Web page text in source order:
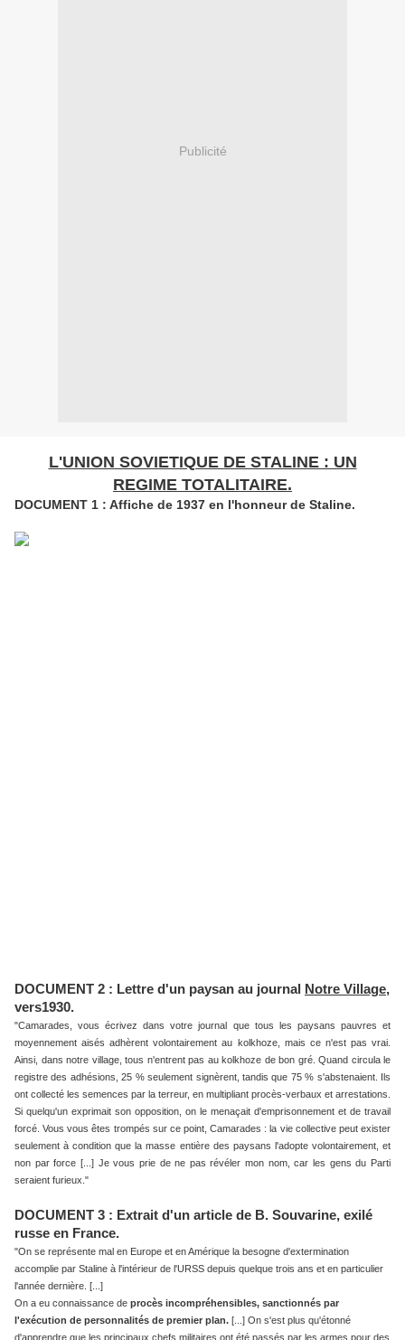
Publicité
L'UNION SOVIETIQUE DE STALINE : UN
REGIME TOTALITAIRE.
DOCUMENT 1 : Affiche de 1937 en l'honneur de Staline.
DOCUMENT 2 : Lettre d'un paysan au journal Notre Village,
vers1930.
"Camarades, vous écrivez dans votre journal que tous les paysans pauvres et
moyennement aisés adhèrent volontairement au kolkhoze, mais ce n'est pas vrai.
Ainsi, dans notre village, tous n'entrent pas au kolkhoze de bon gré. Quand circula le
registre des adhésions, 25 % seulement signèrent, tandis que 75 % s'abstenaient. Ils
ont collecté les semences par la terreur, en multipliant procès-verbaux et arrestations.
Si quelqu'un exprimait son opposition, on le menaçait d'emprisonnement et de travail
forcé. Vous vous êtes trompés sur ce point, Camarades : la vie collective peut exister
seulement à condition que la masse entière des paysans l'adopte volontairement, et
non par force [...] Je vous prie de ne pas révéler mon nom, car les gens du Parti
seraient furieux."
DOCUMENT 3 : Extrait d'un article de B. Souvarine, exilé
russe en France.
"On se représente mal en Europe et en Amérique la besogne d'extermination
accomplie par Staline à l'intérieur de l'URSS depuis quelque trois ans et en particulier
l'année dernière. [...]
On a eu connaissance de procès incompréhensibles, sanctionnés par
l'exécution de personnalités de premier plan. [...] On s'est plus qu'étonné
d'apprendre que les principaux chefs militaires ont été passés par les armes pour des